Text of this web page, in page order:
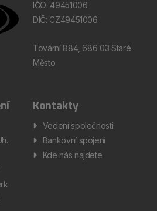
IČO: 49451006
DIČ: CZ49451006
Tovární 884, 686 03 Staré
Město
Kontakty
Vedení společnosti
Bankovní spojení
Kde nás najdete